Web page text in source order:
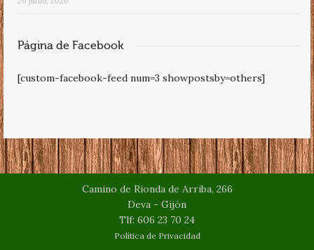
Página de Facebook
[custom-facebook-feed num=3 showpostsby=others]
Camino de Rionda de Arriba, 266
Deva - Gijón
Tlf: 606 23 70 24
Política de Privacidad